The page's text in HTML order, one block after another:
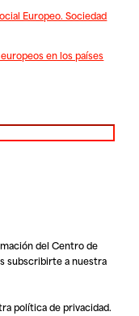
Europeo. Sociedad
en los países
del Centro de
subscribirte a nuestra
política de privacidad.